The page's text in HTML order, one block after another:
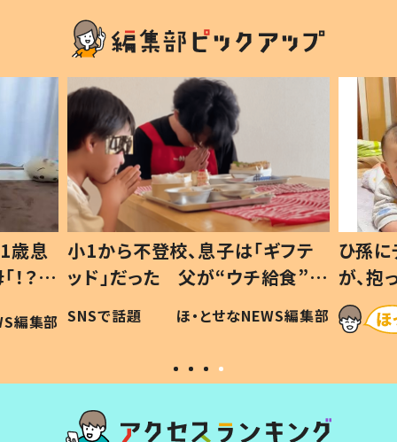
歳息
？」
編集部
小1から不登校、息子は「ギフテ
ッド」だった 父が“ウチ給食”を
作り続ける理由とは #令和の親
#令和の子
SNSで話題 ほ・とせなNEWS編集部
ひ孫
が、
「涙が
い」